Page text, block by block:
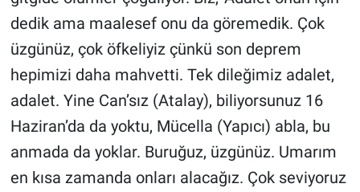
dedik ama maalesef onu da göremedik. Çok
üzgünüz, çok öfkeliyiz çünkü son deprem
hepimizi daha mahvetti. Tek dileğimiz adalet,
adalet. Yine Can’sız (Atalay), biliyorsunuz 16
Haziran’da da yoktu, Mücella (Yapıcı) abla, bu
anmada da yoklar. Buruğuz, üzgünüz. Umarım
en kısa zamanda onları alacağız. Çok seviyoruz
Yerel Yaşam
Canlı Yayın